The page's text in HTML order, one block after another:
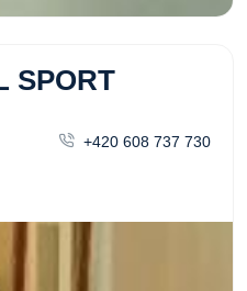
SPORT
+420 608 737 730